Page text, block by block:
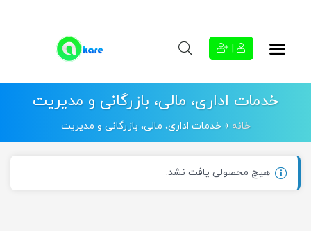
خدمات اداری، مالی، بازرگانی و مدیریت
خانه »خدمات اداری، مالی، بازرگانی و مدیریت
هیچ محصولی یافت نشد.